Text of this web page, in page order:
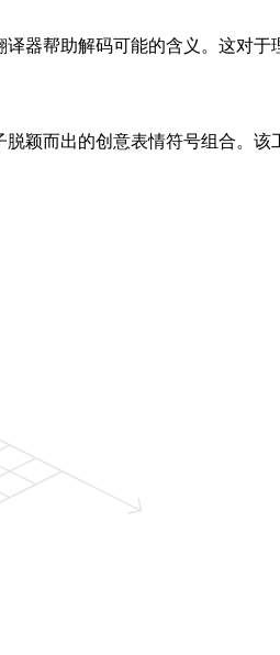
器帮助解码可能的含义。这对
颖而出的创意表情符号组合。